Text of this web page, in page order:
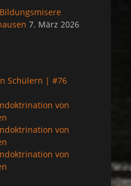
7. März 2026
Schülern | #76
von
von
von